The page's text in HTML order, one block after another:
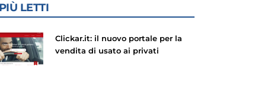
LETTI
Clickar.it: il nuovo portale per la
vendita di usato ai privati